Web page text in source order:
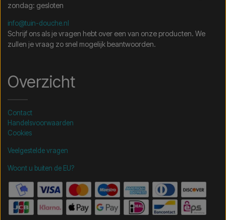
zondag: gesloten
info@tuin-douche.nl
Schrijf ons als je vragen hebt over een van onze producten. We
zullen je vraag zo snel mogelijk beantwoorden.
Overzicht
Contact
Handelsvoorwaarden
Cookies
Veelgestelde vragen
Woont u buiten de EU?